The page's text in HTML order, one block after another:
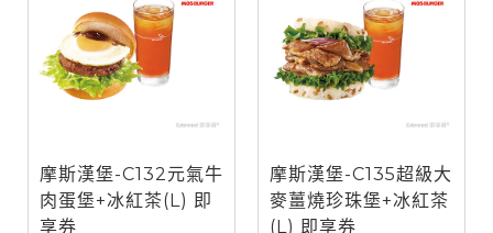
摩斯漢堡-C132元氣牛
肉蛋堡+冰紅茶(L) 即
享券
摩斯漢堡-C135超級大
麥薑燒珍珠堡+冰紅茶
(L) 即享券